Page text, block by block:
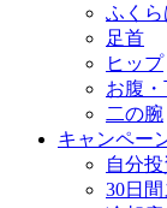
ふく
足首
ヒップ
お腹
二の腕
キャンペー
自分
30日